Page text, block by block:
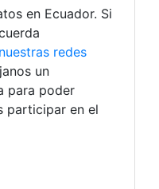
en Ecuador. Si
nuestras redes
un
para poder
participar en el